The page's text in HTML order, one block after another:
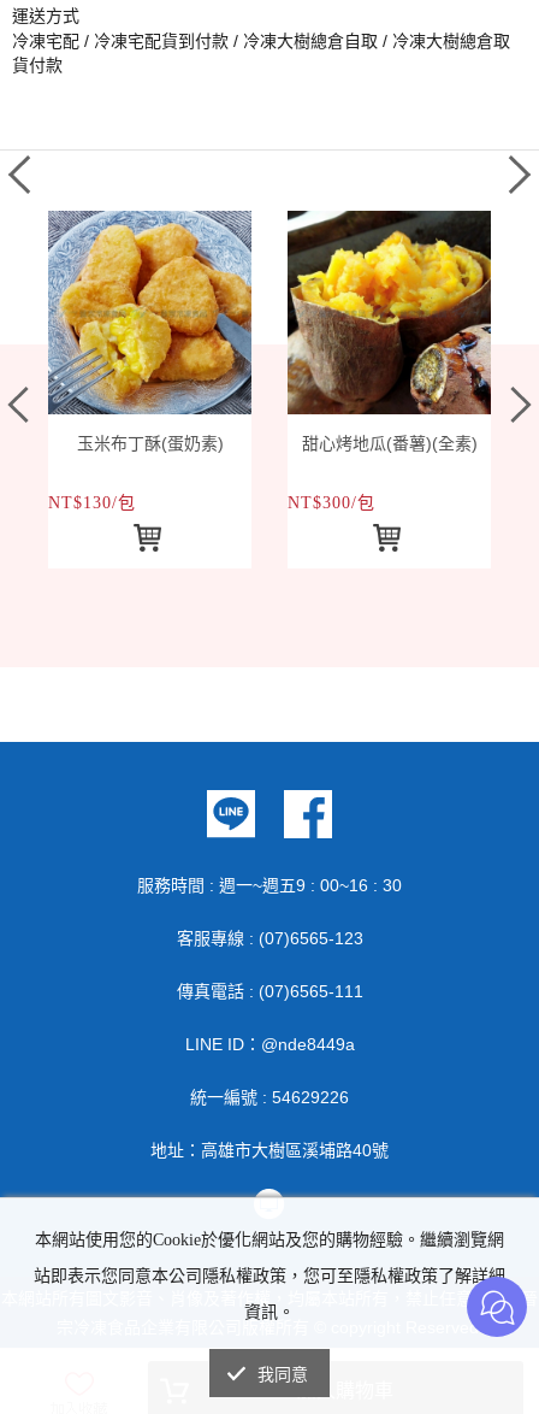
運送方式
冷凍宅配 / 冷凍宅配貨到付款 / 冷凍大樹總倉自取 / 冷凍大樹總倉取
貨付款
玉米布丁酥(蛋奶素)
NT$130/包
甜心烤地瓜(番薯)(全素)
NT$300/包
服務時間 : 週一~週五9 : 00~16 : 30
客服專線 : (07)6565-123
傳真電話 : (07)6565-111
LINE ID：@nde8449a
統一編號 : 54629226
地址：高雄市大樹區溪埔路40號
本網站所有圖文影音、肖像及著作權，均屬本站所有，禁止任意轉載 | 晉
宗冷凍食品企業有限公司版權所有 © copyright Reserved.
本網站使用您的Cookie於優化網站及您的購物經驗。繼續瀏覽網
站即表示您同意本公司隱私權政策，您可至隱私權政策了解詳細
資訊。
我同意